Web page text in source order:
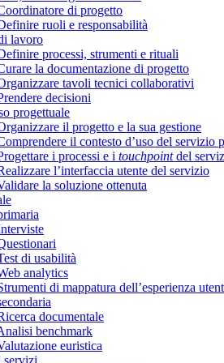
di progetto
ruoli e responsabilità
lavoro
processi, strumenti e rituali
la documentazione di progetto
tavoli tecnici collaborativi
decisioni
progettuale
il progetto e la sua gestione
il contesto d’uso del servizio
i processi e i touchpointdel
l’interfaccia utente del servizio
la soluzione ottenuta
di usabilità
analytics
di mappatura dell’esperienza
documentale
benchmark
euristica
servizi